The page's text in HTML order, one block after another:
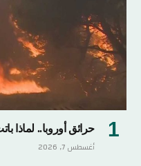
حرائق أوروبا.. لماذا
أغسطس 7, 2026